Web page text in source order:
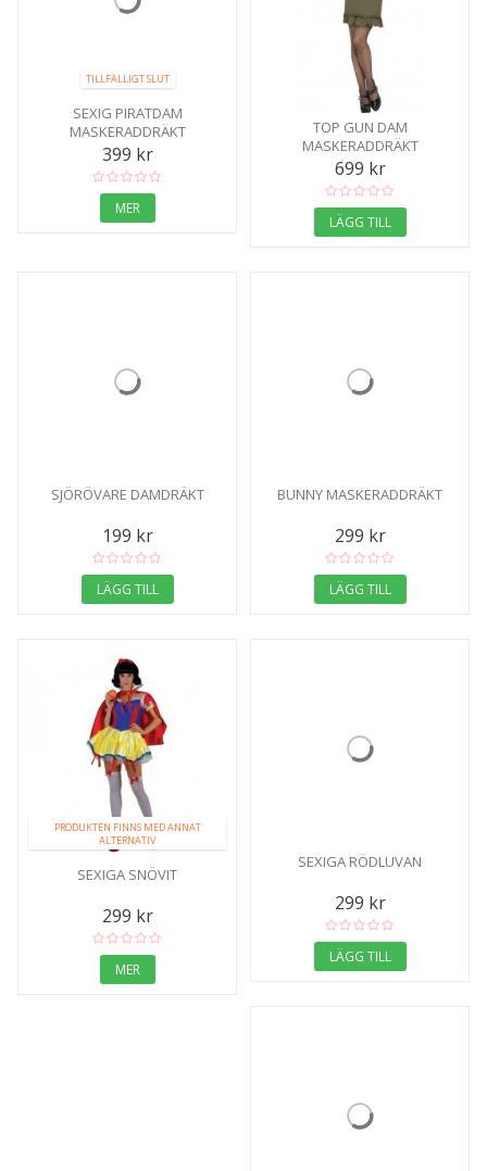
TILLFÄLLIGT SLUT
SEXIG PIRATDAM
MASKERADDRÄKT
399 kr
MER
TOP GUN DAM
MASKERADDRÄKT
699 kr
LÄGG TILL
SJÖRÖVARE DAMDRÄKT
199 kr
LÄGG TILL
BUNNY MASKERADDRÄKT
299 kr
LÄGG TILL
PRODUKTEN FINNS MED ANNAT
ALTERNATIV
SEXIGA SNÖVIT
299 kr
MER
SEXIGA RÖDLUVAN
299 kr
LÄGG TILL